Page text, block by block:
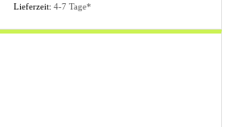
Lieferzeit: 4-7 Tage*